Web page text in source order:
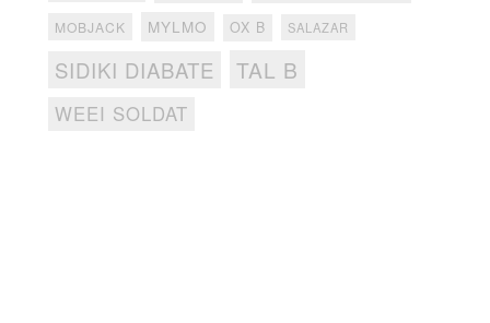
MOBJACK MYLMO OX B SALAZAR
SIDIKI DIABATE TAL B
WEEI SOLDAT